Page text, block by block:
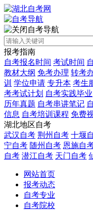
自考导航
报考指南
自考报名时间 考试时间
教材大纲 免考办理 转考
训 学位申请 专升本 考生
考考试计划 自考实践毕业
历年真题 自考串讲笔记
信息 自考培训课程 免费
湖北地区自考
武汉自考 荆州自考 十堰
宁自考 随州自考 恩施自
自考 潜江自考 天门自考
网站首页
报考动态
自考专业
自考院校